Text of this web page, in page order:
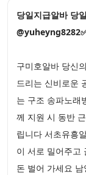
당일지급알바 당
구미호알바 당신
드리는 신비로운
는 구조 송파노래
께 지원 시 동반
립니다 서초유흥
이 서로 밀어주고
돈 벌어 가세요